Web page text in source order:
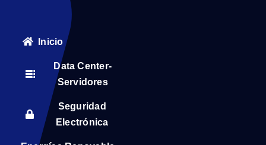
Inicio
Data Center-
Servidores
Seguridad
Electrónica